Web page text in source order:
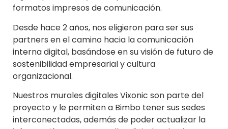
formatos impresos de comunicación.
Desde hace 2 años, nos eligieron para ser sus
partners en el camino hacia la comunicación
interna digital, basándose en su visión de futuro de
sostenibilidad empresarial y cultura
organizacional.
Nuestros murales digitales Vixonic son parte del
proyecto y le permiten a Bimbo tener sus sedes
interconectadas, además de poder actualizar la